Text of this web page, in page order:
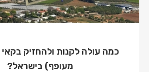
כמה עולה לקנות ולהחזיק בקאי
מעופף) בישראל?